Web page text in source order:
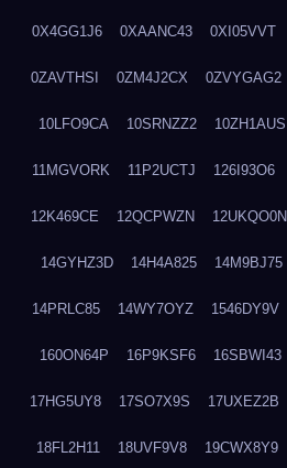
0X4GG1J6 0XAANC43 0XI05VVT
0ZAVTHSI 0ZM4J2CX 0ZVYGAG2
10LFO9CA 10SRNZZ2 10ZH1AUS
11MGVORK 11P2UCTJ 126I93O6
12K469CE 12QCPWZN 12UKQO0N
14GYHZ3D 14H4A825 14M9BJ75
14PRLC85 14WY7OYZ 1546DY9V
160ON64P 16P9KSF6 16SBWI43
17HG5UY8 17SO7X9S 17UXEZ2B
18FL2H11 18UVF9V8 19CWX8Y9